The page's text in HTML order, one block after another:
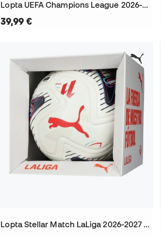
Lopta UEFA Champions League 2026-2027 League Box
39,99 €
Lopta Stellar Match LaLiga 2026-2027 (Fifa Quality Box)